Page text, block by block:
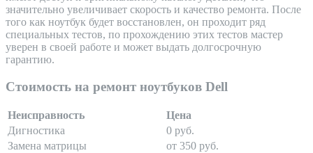
значительно увеличивает скорость и качество ремонта. После
того как ноутбук будет восстановлен, он проходит ряд
специальных тестов, по прохождению этих тестов мастер
уверен в своей работе и может выдать долгосрочную
гарантию.
Стоимость на ремонт ноутбуков Dell
Неисправность
Цена
Дигностика
0 руб.
Замена матрицы
от 350 руб.